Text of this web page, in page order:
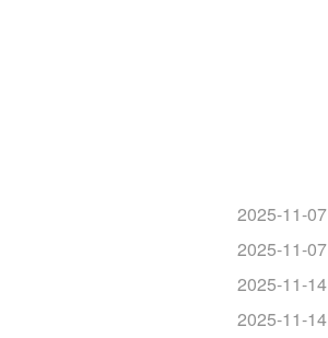
2025-11-07
2025-11-07
2025-11-14
2025-11-14